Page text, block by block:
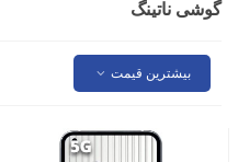
گوشی ناتینگ
بیشترین قیمت